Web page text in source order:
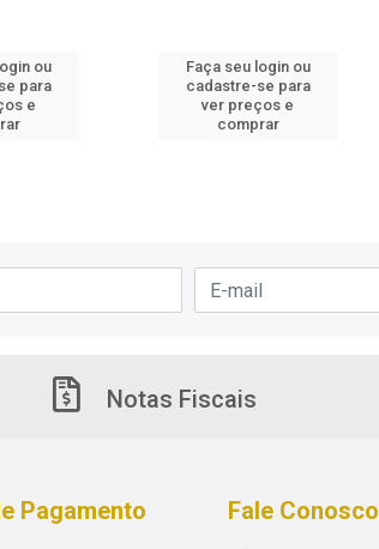
ou
para
e
Faça seu login ou
cadastre-se para
ver preços e
comprar
Notas Fiscais
Pagamento Fale Conosco